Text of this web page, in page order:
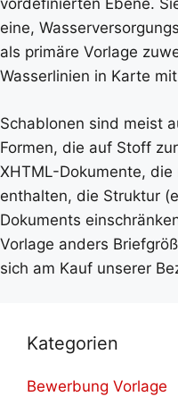
vordefinierten Ebene.
eine,
als primäre Vorlage
Wasserlinien in Karte
Schablonen sind meist
Formen, die auf Stoff
XHTML-Dokumente,
enthalten, die Struktur
Dokuments
Vorlage anders
sich am Kauf unserer
Kategorien
Bewerbung Vorlage